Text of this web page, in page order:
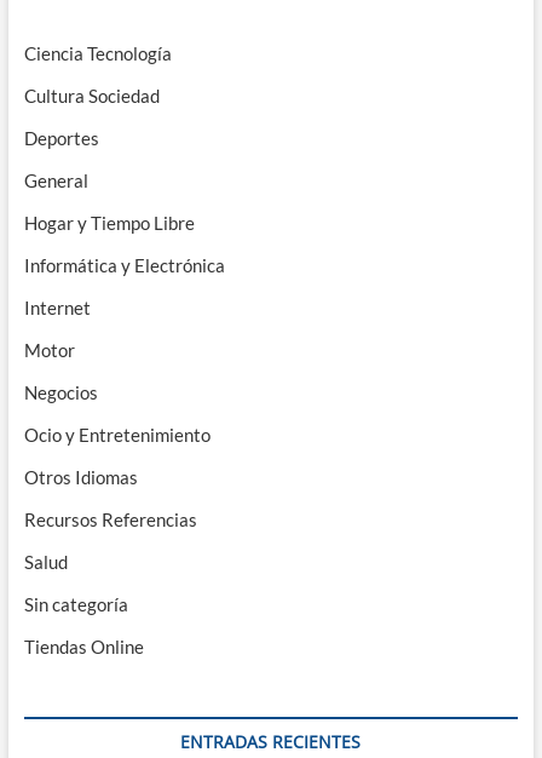
Ciencia Tecnología
Cultura Sociedad
Deportes
General
Hogar y Tiempo Libre
Informática y Electrónica
Internet
Motor
Negocios
Ocio y Entretenimiento
Otros Idiomas
Recursos Referencias
Salud
Sin categoría
Tiendas Online
ENTRADAS RECIENTES